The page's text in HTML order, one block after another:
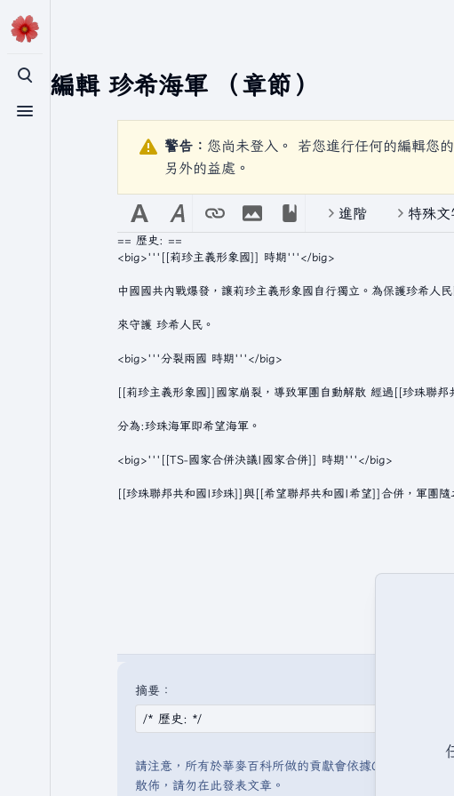
切換搜尋
切換選單
正在編輯 珍希海軍 （章節）
警告： 您尚未登入。 若您進行任何的編輯您
另外的益處。
進階 特殊文
摘要：
請注意，所有於華麥百科所做的貢獻會依據CC BY-SA（
散佈，請勿在此發表文章。